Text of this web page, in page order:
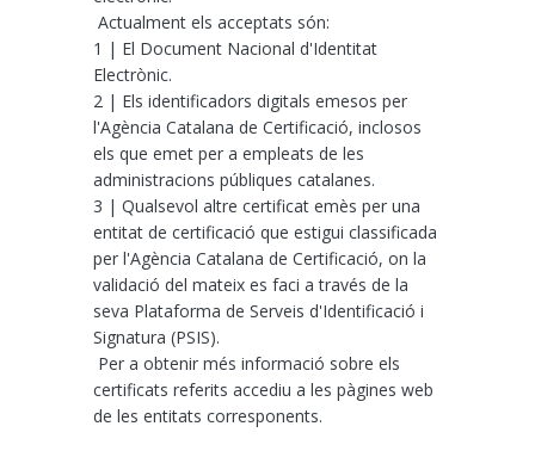
Actualment els acceptats són:
1 | El Document Nacional d'Identitat
Electrònic.
2 | Els identificadors digitals emesos per
l'Agència Catalana de Certificació, inclosos
els que emet per a empleats de les
administracions públiques catalanes.
3 | Qualsevol altre certificat emès per una
entitat de certificació que estigui classificada
per l'Agència Catalana de Certificació, on la
validació del mateix es faci a través de la
seva Plataforma de Serveis d'Identificació i
Signatura (PSIS).
Per a obtenir més informació sobre els
certificats referits accediu a les pàgines web
de les entitats corresponents.